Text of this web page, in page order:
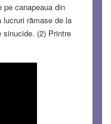
canapeaua din
rămase de la
(2) Printre